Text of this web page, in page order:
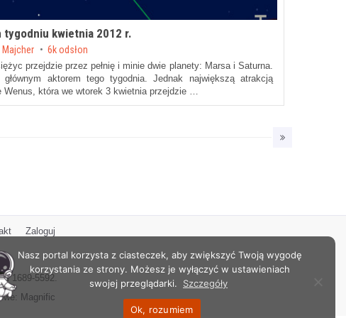
tygodniu kwietnia 2012 r.
6k odsłon
przejdzie przez pełnię i minie dwie planety: Marsa i Saturna.
aktorem tego tygodnia. Jednak największą atrakcją
Wenus, która we wtorek 3 kwietnia przejdzie …
Zaloguj
1689-5592.
Magnific
Nasz portal korzysta z ciasteczek, aby zwiększyć Twoją wygodę
korzystania ze strony. Możesz je wyłączyć w ustawieniach
swojej przeglądarki.
Szczegóły
Ok, rozumiem